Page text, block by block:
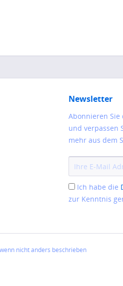
Newsletter
Abonnieren
und verpassen
mehr aus dem
Ich habe die
zur Kenntnis
nicht anders beschrieben